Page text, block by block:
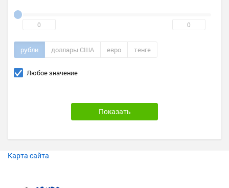
рубли доллары США евро тенге
Любое значение
Карта сайта